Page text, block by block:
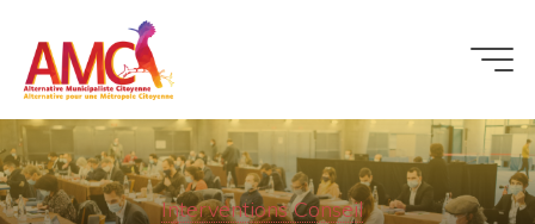
Interventions Conseil